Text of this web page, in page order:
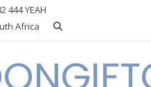
444 YEAH
Africa